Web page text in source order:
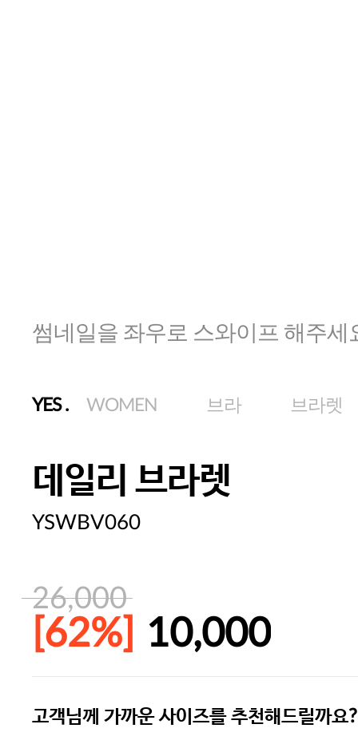
썸네일을 좌우로 스와이프 해주세
YES. WOMEN 브라 브라렛
데일리 브라렛
YSWBV060
26,000
[62%] 10,000
주말특가 20%(8.7~8.9)/5만원 이
고객님께 가까운 사이즈를 추천해드릴까요?